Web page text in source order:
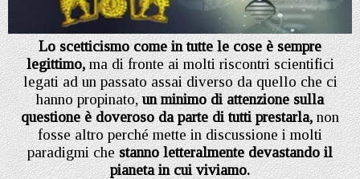
Lo scetticismo come in tutte le cose è sempre
legittimo,ma di fronte ai molti riscontri scientifici
legati ad un passato assai diverso da quello che ci
hanno propinato,un minimo di attenzione sulla
questione è doveroso da parte di tutti prestarla,non
fosse altro perché mette in discussione i molti
paradigmi chestanno letteralmente devastando il
pianeta in cui viviamo.